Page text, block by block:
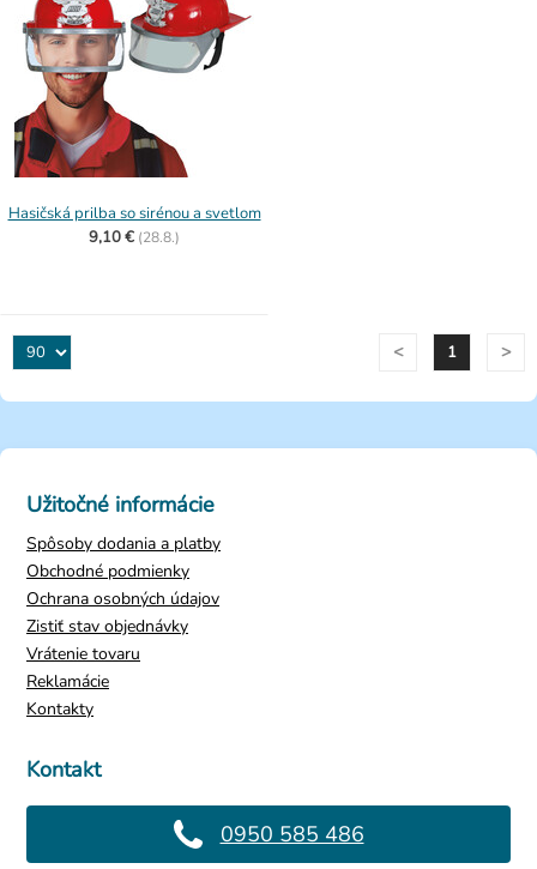
Hasičská prilba so sirénou a svetlom
9,10 € (28.8.)
< 1 >
Kontakt
0950 585 486
Užitočné informácie
Spôsoby dodania a platby
Obchodné podmienky
Ochrana osobných údajov
Zistiť stav objednávky
Vrátenie tovaru
Reklamácie
Kontakty